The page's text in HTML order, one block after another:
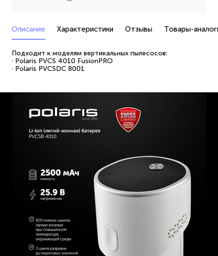
Описание Характеристики Отзывы Товары-
Подходит к моделям вертикальных пылесосов:
· Polaris PVCS 4010 FusionPRO
· Polaris PVCSDC 8001